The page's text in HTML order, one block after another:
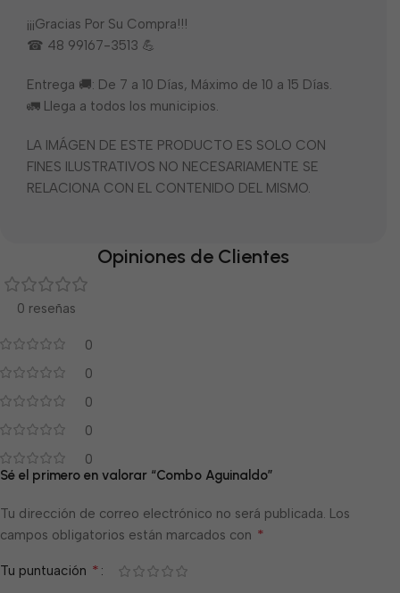
¡¡¡Gracias Por Su Compra!!!
☎ 48 99167-3513 💪
Entrega 🚚: De 7 a 10 Días, Máximo de 10 a 15 Días.
🚛 Llega a todos los municipios.
LA IMÁGEN DE ESTE PRODUCTO ES SOLO CON
FINES ILUSTRATIVOS NO NECESARIAMENTE SE
RELACIONA CON EL CONTENIDO DEL MISMO.
Opiniones de Clientes
0 reseñas
0
0
0
0
0
Sé el primero en valorar “Combo Aguinaldo”
Tu dirección de correo electrónico no será publicada. Los
campos obligatorios están marcados con *
Tu puntuación *